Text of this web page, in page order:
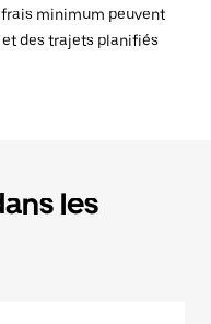
minimum peuvent
des trajets planifiés
les